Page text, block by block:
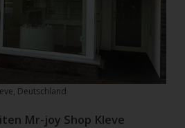
Deutschland
Mr-joy Shop Kleve